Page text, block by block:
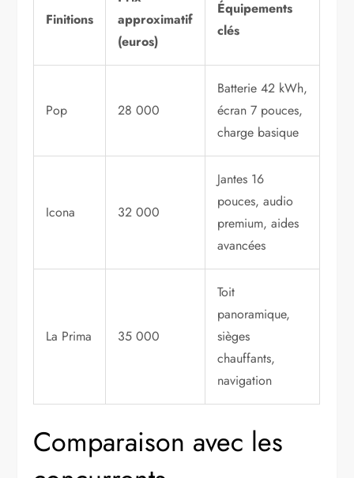
Finitions
approximatif
(euros)
Équipements
clés
Pop 28 000
Batterie 42 kWh,
écran 7 pouces,
charge basique
Icona 32 000
Jantes 16
pouces, audio
premium, aides
avancées
La Prima 35 000
Toit
panoramique,
sièges
chauffants,
navigation
Comparaison avec les